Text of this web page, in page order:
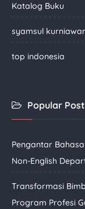
Katalog Buku
syamsul
top indonesia
Popular
Pengantar
Non-English
Transformasi
Program Profesi